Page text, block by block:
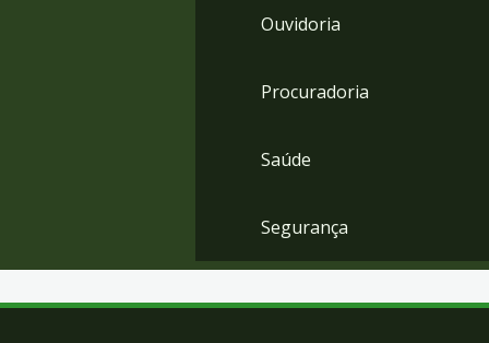
Ouvidoria
Procuradoria
Saúde
Segurança